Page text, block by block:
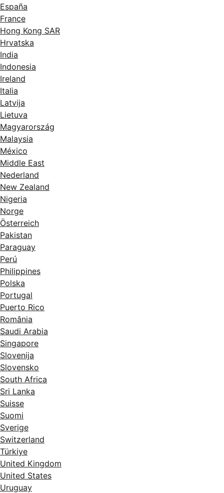
España
France
Hong Kong SAR
Hrvatska
India
Indonesia
Ireland
Italia
Latvija
Lietuva
Magyarország
Malaysia
México
Middle East
Nederland
New Zealand
Nigeria
Norge
Österreich
Pakistan
Paraguay
Perú
Philippines
Polska
Portugal
Puerto Rico
România
Saudi Arabia
Singapore
Slovenija
Slovensko
South Africa
Sri Lanka
Suisse
Suomi
Sverige
Switzerland
Türkiye
United Kingdom
United States
Uruguay